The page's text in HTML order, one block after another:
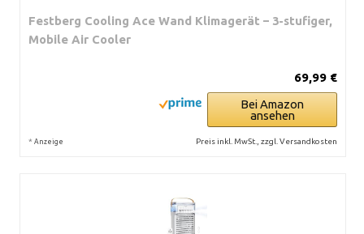
Festberg Cooling Ace Wand Klimagerät – 3-stufiger,
Mobile Air Cooler
69,99 €
Bei Amazon
ansehen
* Anzeige Preis inkl. MwSt., zzgl. Versandkosten